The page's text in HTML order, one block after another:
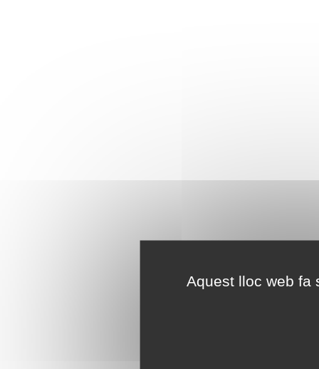
Aquest lloc web fa